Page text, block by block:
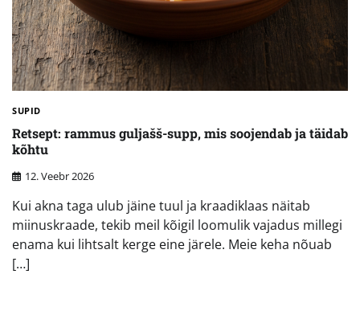
SUPID
Retsept: rammus guljašš-supp, mis soojendab ja täidab
kõhtu
12. Veebr 2026
Kui akna taga ulub jäine tuul ja kraadiklaas näitab
miinuskraade, tekib meil kõigil loomulik vajadus millegi
enama kui lihtsalt kerge eine järele. Meie keha nõuab
[…]